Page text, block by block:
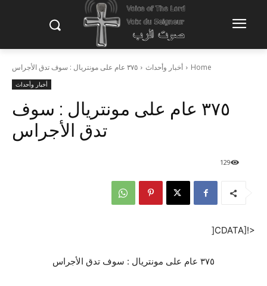
Home أخبار وأحداث ٣٧٥ عام على مونتريال : سوف تدق الأجراس
أخبار وأحداث
٣٧٥ عام على مونتريال : سوف
تدق الأجراس
129
<![CDATA[
٣٧٥ عام على مونتريال : سوف تدق الأجراس